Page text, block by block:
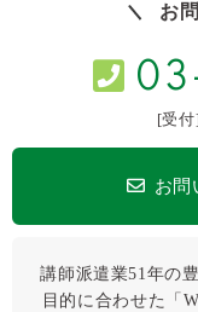
お
[受
お問
講師派遣業51年の
目的に合わせた「